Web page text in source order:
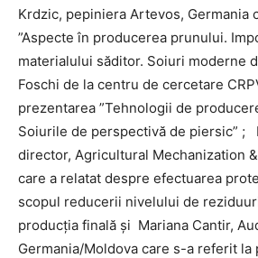
Krdzic, pepiniera Artevos, Germania
”Aspecte în producerea prunului.
materialului săditor. Soiuri moderne
Foschi de la centru de cercetare
prezentarea ”Tehnologii de
Soiurile de perspectivă de piersic” ;
director, Agricultural Mechanization
care a relatat despre efectuarea
scopul reducerii nivelului de
producția finală și Mariana Cantir,
Germania/Moldova care s-a referit la